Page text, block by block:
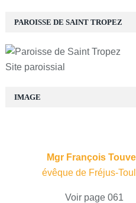
PAROISSE DE SAINT TROPEZ
Site paroissial
IMAGE
Mgr François
évêque de Fréjus-
Voir page 061